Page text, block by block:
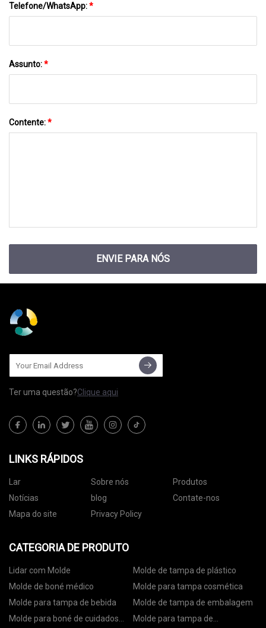
Telefone/WhatsApp:*
Assunto:*
Contente:*
ENVIE PARA NÓS
Ter uma questão?Clique aqui
LINKS RÁPIDOS
Lar Sobre nós
Produtos
Notícias
blog
Contate-nos
Mapa do site
Privacy Policy
CATEGORIA DE PRODUTO
Lidar com Molde
Molde de tampa de plástico
Molde de boné médico
Molde para tampa cosmética
Molde para tampa de bebida
Molde de tampa de embalagem
Molde para boné de cuidados
Molde para tampa de